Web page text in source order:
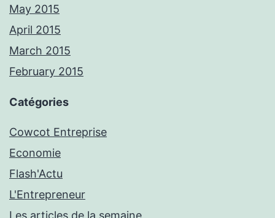
May 2015
April 2015
March 2015
February 2015
Catégories
Cowcot Entreprise
Economie
Flash'Actu
L'Entrepreneur